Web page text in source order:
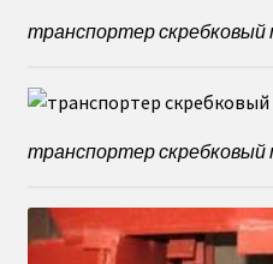
транспортер скребковый
транспортер скребковый